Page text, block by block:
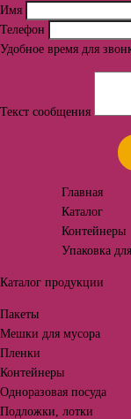
Имя
Телефон
Удобное время для
Текст сообщения
Главная
Каталог
Контейнеры
Упаковка
Каталог продукции
Пакеты
Мешки для мусора
Пленки
Контейнеры
Одноразовая посуда
Подложки, лотки